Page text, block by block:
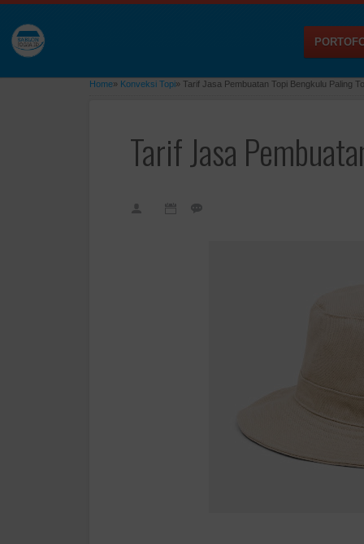
Home» Konveksi Topi» Tarif Jasa Pembuatan Topi Bengkulu Paling
Tarif Jasa